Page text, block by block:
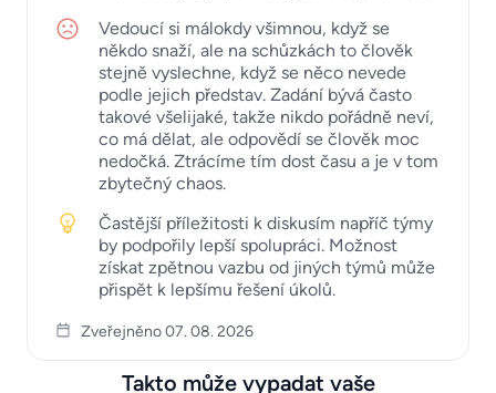
Vedoucí si málokdy všimnou, když se
někdo snaží, ale na schůzkách to člověk
stejně vyslechne, když se něco nevede
podle jejich představ. Zadání bývá často
takové všelijaké, takže nikdo pořádně neví,
co má dělat, ale odpovědí se člověk moc
nedočká. Ztrácíme tím dost času a je v tom
zbytečný chaos.
Častější příležitosti k diskusím napříč týmy
by podpořily lepší spolupráci. Možnost
získat zpětnou vazbu od jiných týmů může
přispět k lepšímu řešení úkolů.
Zveřejněno 07. 08. 2026
Takto může vypadat vaše